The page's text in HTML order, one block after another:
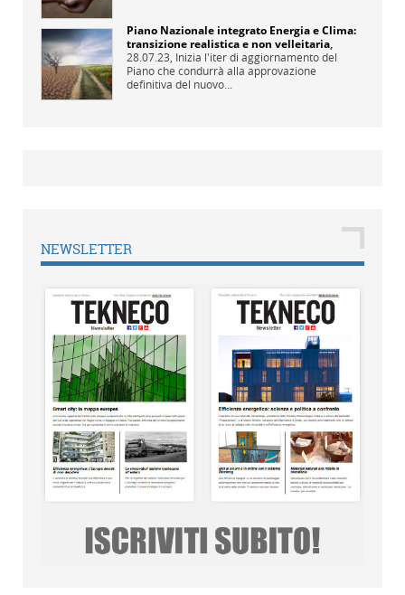
Piano Nazionale integrato Energia e Clima:
transizione realistica e non velleitaria,
28.07.23, Inizia l'iter di aggiornamento del
Piano che condurrà alla approvazione
definitiva del nuovo...
NEWSLETTER